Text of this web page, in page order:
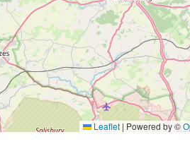
Leaflet | Powered by ©